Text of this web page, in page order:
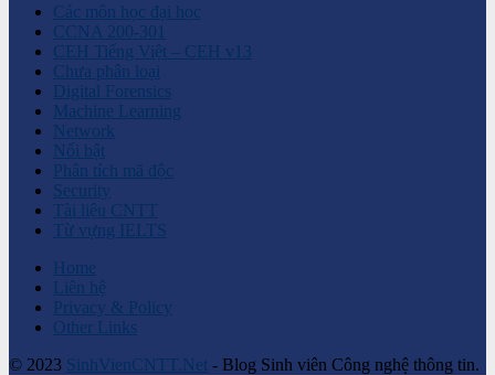
Các môn học đại học
CCNA 200-301
CEH Tiếng Việt – CEH v13
Chưa phân loại
Digital Forensics
Machine Learning
Network
Nổi bật
Phân tích mã độc
Security
Tài liệu CNTT
Từ vựng IELTS
Home
Liên hệ
Privacy & Policy
Other Links
© 2023 SinhVienCNTT.Net - Blog Sinh viên Công nghệ thông tin.